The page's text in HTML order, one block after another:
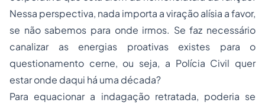
Nessa perspectiva, nada importa a viração alísia a favor,
se não sabemos para onde irmos. Se faz necessário
canalizar as energias proativas existes para o
questionamento cerne, ou seja, a Polícia Civil quer
estar onde daqui há uma década?
Para equacionar a indagação retratada, poderia se